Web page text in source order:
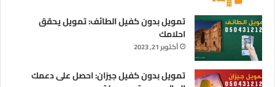
تمويل بدون كفيل الطائف: تمويل يحقق
احلامك
أكتوبر 21, 2023
تمويل بدون كفيل جيزان: احصل على دعمك